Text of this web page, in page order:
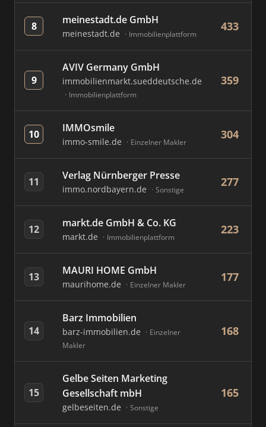
8 meinestadt.de GmbH
meinestadt.de Immobilienplattform
433
9
AVIV Germany GmbH
immobilienmarkt.sueddeutsche.de
Immobilienplattform
359
10 IMMOsmile
immo-smile.de Einzelner Makler
304
11 Verlag Nürnberger Presse
immo.nordbayern.de Sonstige
277
12 markt.de GmbH & Co. KG
markt.de Immobilienplattform
223
13 MAURI HOME GmbH
maurihome.de Einzelner Makler
177
14
Barz Immobilien
barz-immobilien.de
Einzelner
Makler
168
15
Gelbe Seiten Marketing
Gesellschaft mbH
gelbeseiten.de Sonstige
165